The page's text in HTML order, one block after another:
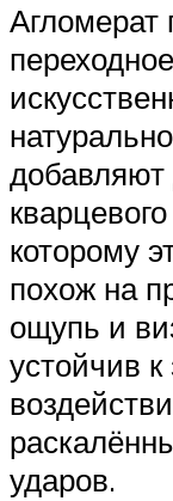
Агломерат
добавляют
которому
похож на
ощупь и
устойчив
ударов.